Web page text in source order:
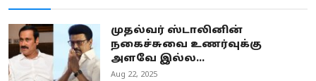
முதல்வர் ஸ்டாலினின்
நகைச்சுவை உணர்வுக்கு
அளவே இல்ல...
Aug 22, 2025